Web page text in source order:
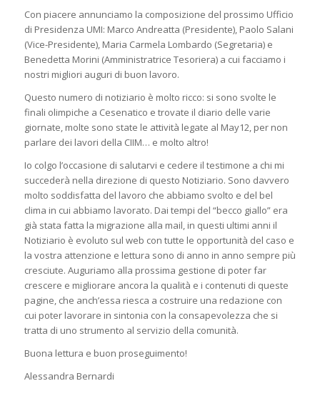
Con piacere annunciamo la composizione del prossimo Ufficio
di Presidenza UMI: Marco Andreatta (Presidente), Paolo Salani
(Vice-Presidente), Maria Carmela Lombardo (Segretaria) e
Benedetta Morini (Amministratrice Tesoriera) a cui facciamo i
nostri migliori auguri di buon lavoro.
Questo numero di notiziario è molto ricco: si sono svolte le
finali olimpiche a Cesenatico e trovate il diario delle varie
giornate, molte sono state le attività legate al May12, per non
parlare dei lavori della CIIM… e molto altro!
Io colgo l’occasione di salutarvi e cedere il testimone a chi mi
succederà nella direzione di questo Notiziario. Sono davvero
molto soddisfatta del lavoro che abbiamo svolto e del bel
clima in cui abbiamo lavorato. Dai tempi del “becco giallo” era
già stata fatta la migrazione alla mail, in questi ultimi anni il
Notiziario è evoluto sul web con tutte le opportunità del caso e
la vostra attenzione e lettura sono di anno in anno sempre più
cresciute. Auguriamo alla prossima gestione di poter far
crescere e migliorare ancora la qualità e i contenuti di queste
pagine, che anch’essa riesca a costruire una redazione con
cui poter lavorare in sintonia con la consapevolezza che si
tratta di uno strumento al servizio della comunità.
Buona lettura e buon proseguimento!
Alessandra Bernardi